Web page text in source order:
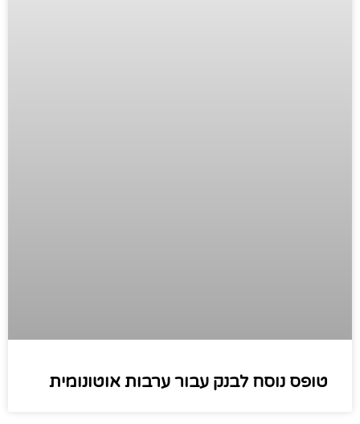
טופס נוסח לבנק עבור ערבות אוטונומית